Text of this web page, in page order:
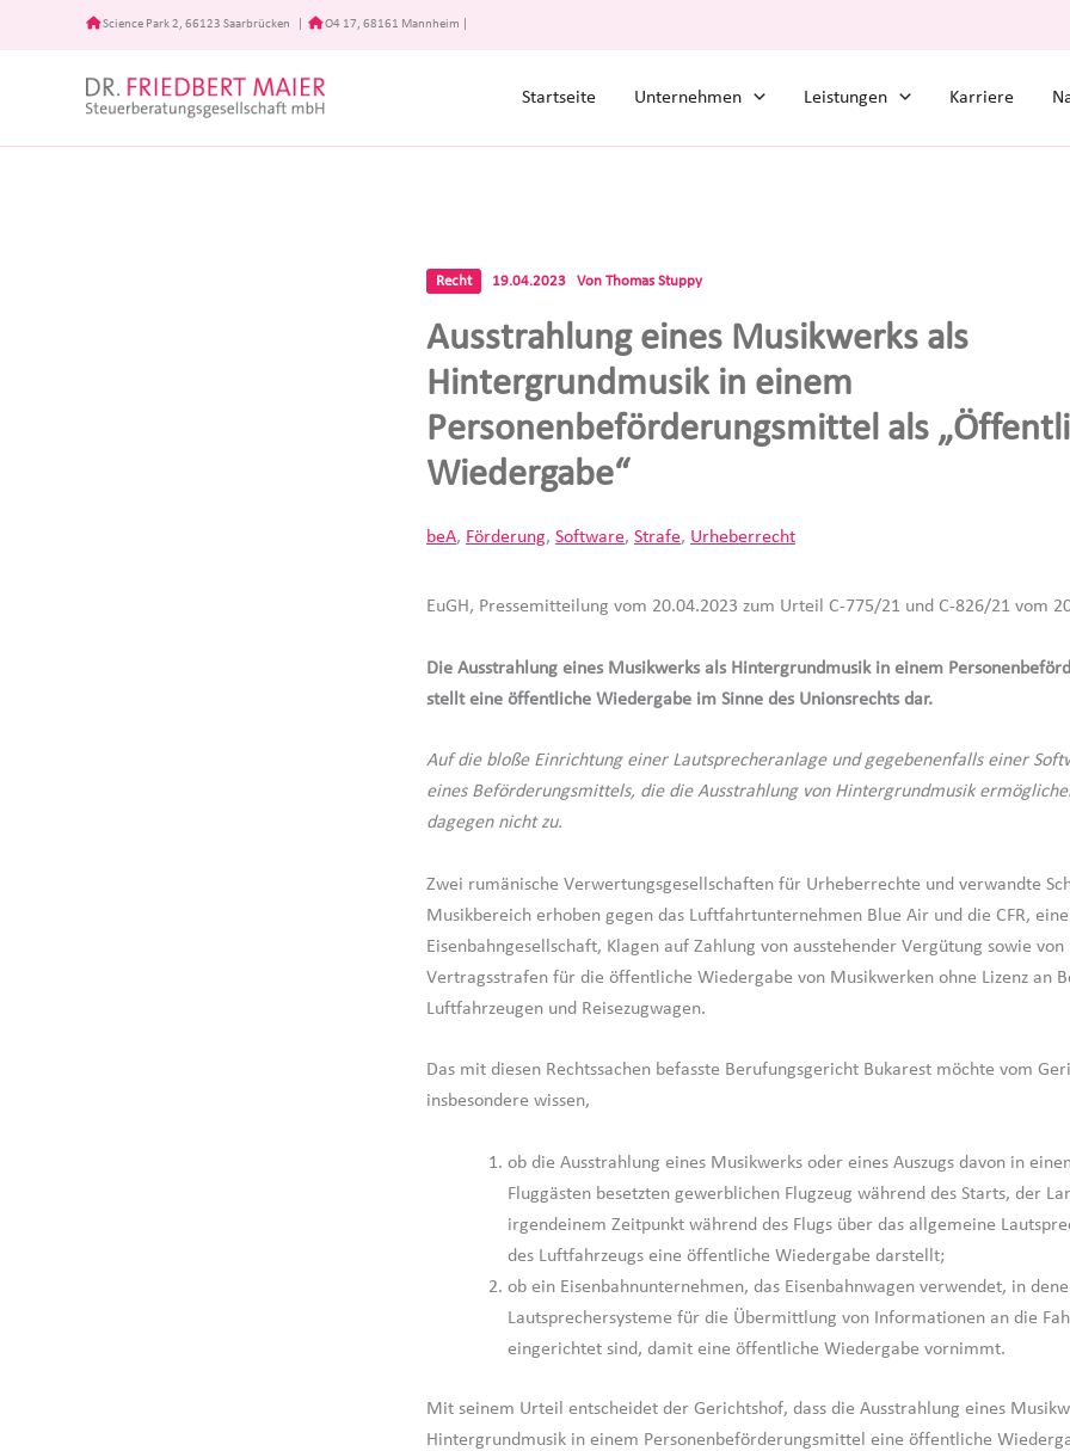
Science Park 2, 66123 Saarbrücken O4 17, 68161 Mannheim
Startseite Unternehmen Leistungen Karriere
Recht 19.04.2023 Von Thomas Stuppy
Ausstrahlung eines Musikwerks als
Hintergrundmusik in einem
Personenbeförderungsmittel als
Wiedergabe“
beA, Förderung, Software, Strafe, Urheberrecht
EuGH, Pressemitteilung vom 20.04.2023 zum Urteil C-775/21 und C-826/21 vom
Die Ausstrahlung eines Musikwerks als Hintergrundmusik in einem
stellt eine öffentliche Wiedergabe im Sinne des Unionsrechts dar.
Auf die bloße Einrichtung einer Lautsprecheranlage und gegebenenfalls einer
eines Beförderungsmittels, die die Ausstrahlung von Hintergrundmusik
dagegen nicht zu.
Zwei rumänische Verwertungsgesellschaften für Urheberrechte und verwandte
Musikbereich erhoben gegen das Luftfahrtunternehmen Blue Air und die CFR,
Eisenbahngesellschaft, Klagen auf Zahlung von ausstehender Vergütung sowie von
Vertragsstrafen für die öffentliche Wiedergabe von Musikwerken ohne Lizenz an
Luftfahrzeugen und Reisezugwagen.
Das mit diesen Rechtssachen befasste Berufungsgericht Bukarest möchte vom
insbesondere wissen,
ob die Ausstrahlung eines Musikwerks oder eines Auszugs davon in
Fluggästen besetzten gewerblichen Flugzeug während des Starts, der
irgendeinem Zeitpunkt während des Flugs über das allgemeine
des Luftfahrzeugs eine öffentliche Wiedergabe darstellt;
ob ein Eisenbahnunternehmen, das Eisenbahnwagen verwendet, in
Lautsprechersysteme für die Übermittlung von Informationen an die
eingerichtet sind, damit eine öffentliche Wiedergabe vornimmt.
Mit seinem Urteil entscheidet der Gerichtshof, dass die Ausstrahlung eines
Hintergrundmusik in einem Personenbeförderungsmittel eine öffentliche